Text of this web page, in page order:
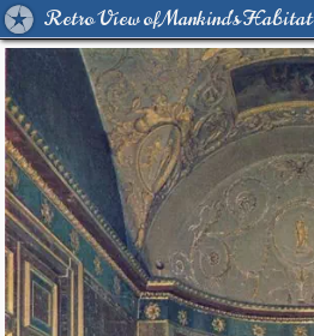
Retro View of Mankind's Habitat